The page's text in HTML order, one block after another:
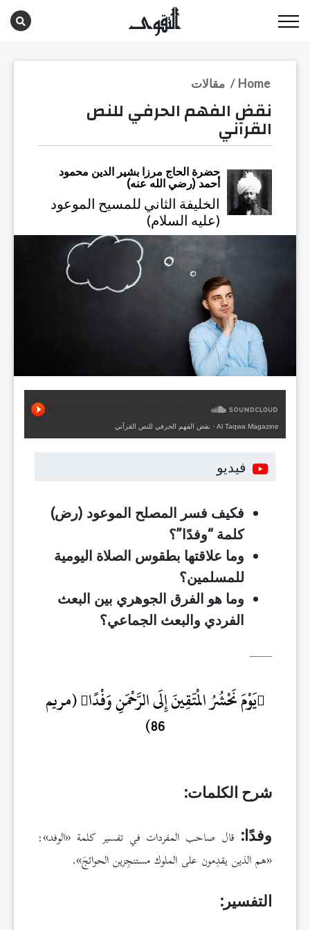
مقالات / Home
نقض الفهم الحرفي للنص
القرآني
حضرة الحاج مرزا بشير الدين محمود
أحمد (رضي الله عنه)
الخليفة الثاني للمسيح الموعود
(عليه السلام)
Al Taqwa Magazine
· نقض الفهم الحرفي للنص القرآني
فيديو
فكيف فسر المصلح الموعود (رض)
كلمة “وفدًا”؟
وما علاقتها بطقوس الصلاة اليومية
للمسلمين؟
وما هو الفرق الجوهري بين البعث
الفردي والبعث الجماعي؟
____
يَوْمَ نَحْشُرُ الْمتّقِينَ إِلَى الرَّحْمَنِ وَفْدًا (مريم
86)
شرح الكلمات:
وفدًا: قال صاحب المفردات في تفسير كلمة «الوفد»:
«هم الذين يقدِمون على الملوك مستنجِزين الحوائجَ».
التفسير: